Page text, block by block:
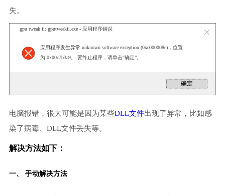
失。
gpu tweak ii: gputweakii.exe - 应用程序错误
应用程序发生异常 unknown software exception (0xc000008e)，位置
为 0x00c7b3a9。 要终止程序，请单击“确定”。
电脑报错，很大可能是因为某些DLL文件出现了异常，比如感
染了病毒、DLL文件丢失等。
解决方法如下：
一、 手动解决方法